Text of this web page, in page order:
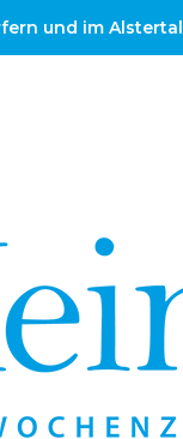
und im Alstertal